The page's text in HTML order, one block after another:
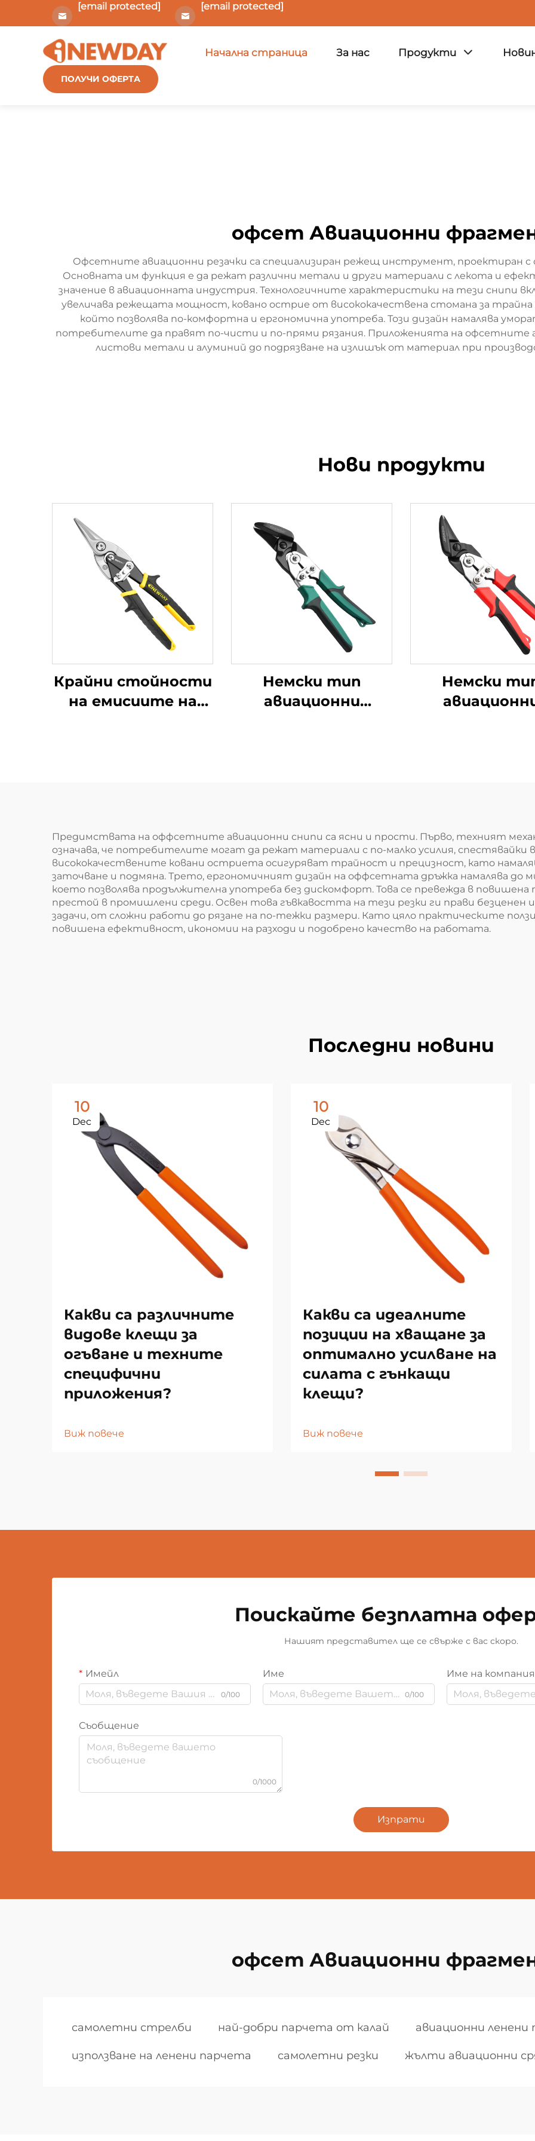
[email protected] [email protected]
Начална страница За нас Продукти
ПОЛУЧИ ОФЕРТА
офсет Авиационни
Офсетните авиационни резачки са специализиран режещ инструмент, проектиран
Основната им функция е да режат различни метали и други материали с лекота и
значение в авиационната индустрия. Технологичните характеристики на тези снипи
увеличава режещата мощност, ковано острие от висококачествена стомана за
който позволява по-комфортна и ергономична употреба. Този дизайн намалява
потребителите да правят по-чисти и по-прями рязания. Приложенията на офсетните
листови метали и алуминий до подрязване на излишък от материал при
Нови продукти
Крайни стойности
на емисиите на
Немски тип
авиационни
Немски
Предимствата на оффсетните авиационни снипи са ясни и прости. Първо, техният
означава, че потребителите могат да режат материали с по-малко усилия, спестявайки
висококачествените ковани остриета осигуряват трайност и прецизност, като
заточване и подмяна. Трето, ергономичният дизайн на оффсетната дръжка намалява до
което позволява продължителна употреба без дискомфорт. Това се превежда в
престой в промишлени среди. Освен това гъвкавостта на тези резки ги прави
задачи, от сложни работи до рязане на по-тежки размери. Като цяло практическите
повишена ефективност, икономии на разходи и подобрено качество на работата.
Последни новини
10
Dec
Какви са различните
видове клещи за
огъване и техните
специфични
приложения?
Виж повече
10
Dec
Какви са идеалните
позиции на хващане за
оптимално усилване на
силата с гънкащи
клещи?
Виж повече
Поискайте безплатна
Нашият представител ще се свърже с вас скоро.
Имейл
0/100
Име
0/100
Име на
Съобщение
0/1000
Изпрати
офсет Авиационни
самолетни стрелби най-добри парчета от калай авиационни ленени
използване на ленени парчета самолетни резки жълти авиационни